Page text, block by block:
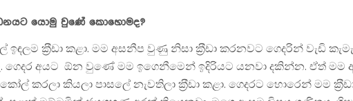
යොමු වුණේ කොහොමද?
ඉඳලම ක‍්‍රීඩා කළා. මම අසනීප වුණු නිසා ක‍්‍රීඩා කරනවට ගෙදරින් වැඩි
ගෙදර අයට ඕන වුණේ මම ඉගෙනීමෙන් ඉදිරියට යනවා දකින්න. ඒත් මම
කරලා කියලා පාසලේ නැවතිලා ක‍්‍රීඩා කළා. ගෙදරට හොරෙන් මම